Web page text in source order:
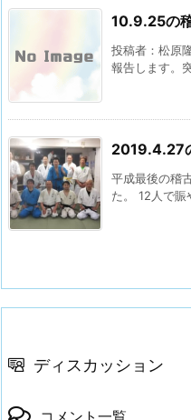
10.9.25の
投稿者：松原
報告します。
2019.4.27
平成最後の稽
た。 12人で
ディスカッション
コメント一覧